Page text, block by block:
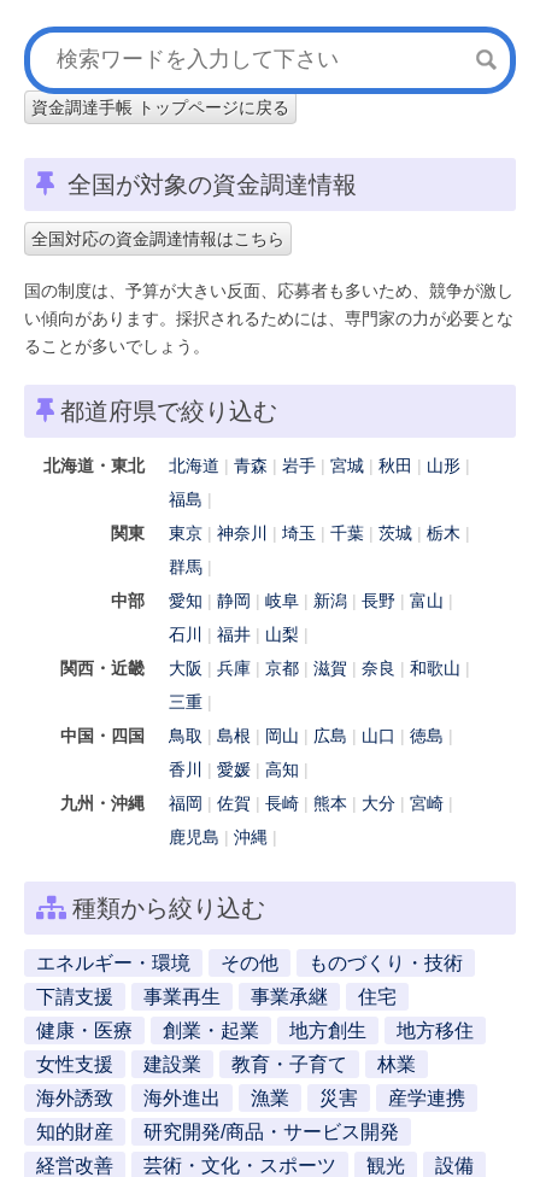
資金調達手帳 トップページに戻る
全国が対象の資金調達情報
全国対応の資金調達情報はこちら
国の制度は、予算が大きい反面、応募者も多いため、競争が激し
い傾向があります。採択されるためには、専門家の力が必要とな
ることが多いでしょう。
都道府県で絞り込む
北海道・東北 北海道 青森 岩手 宮城 秋田
山形
福島
関東
東京 神奈川 埼玉 千葉 茨城
栃木
群馬
中部
愛知 静岡 岐阜 新潟 長野
富山
石川
福井
山梨
関西・近畿
大阪 兵庫 京都 滋賀 奈良
和歌山
三重
中国・四国
鳥取 島根 岡山 広島 山口
徳島
香川
愛媛
高知
九州・沖縄
福岡 佐賀 長崎 熊本 大分
宮崎
鹿児島
沖縄
種類から絞り込む
エネルギー・環境 その他
ものづくり・技術
下請支援
事業再生 事業承継
住宅
健康・医療
創業・起業 地方創生
地方移住
女性支援
建設業 教育・子育て
林業
海外誘致
海外進出 漁業 災害
産学連携
知的財産
研究開発/商品・サービス開発
経営改善
芸術・文化・スポーツ 観光
設備